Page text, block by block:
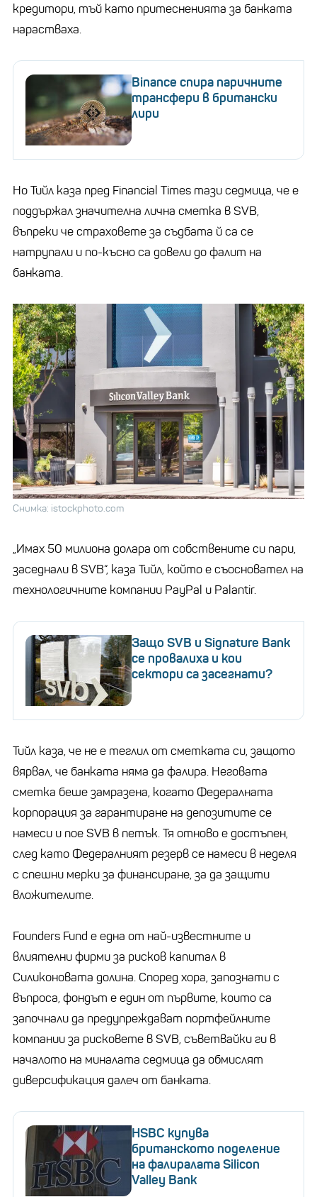
кредитори, тъй като притесненията за банката
нарастваха.
Binance спира паричните
трансфери в британски
лири
Но Тийл каза пред Financial Times тази седмица, че е
поддържал значителна лична сметка в SVB,
въпреки че страховете за съдбата й са се
натрупали и по-късно са довели до фалит на
банката.
Снимка: istockphoto.com
„Имах 50 милиона долара от собствените си пари,
заседнали в SVB“, каза Тийл, който е съосновател на
технологичните компании PayPal и Palantir.
Защо SVB и Signature Bank
се провалиха и кои
сектори са засегнати?
Тийл каза, че не е теглил от сметката си, защото
вярвал, че банката няма да фалира. Неговата
сметка беше замразена, когато Федералната
корпорация за гарантиране на депозитите се
намеси и пое SVB в петък. Тя отново е достъпен,
след като Федералният резерв се намеси в неделя
с спешни мерки за финансиране, за да защити
вложителите.
Founders Fund е една от най-известните и
влиятелни фирми за рисков капитал в
Силиконовата долина. Според хора, запознати с
въпроса, фондът е един от първите, които са
започнали да предупреждават портфейлните
компании за рисковете в SVB, съветвайки ги в
началото на миналата седмица да обмислят
диверсификация далеч от банката.
HSBC купува
британското поделение
на фалиралата Silicon
Valley Bank